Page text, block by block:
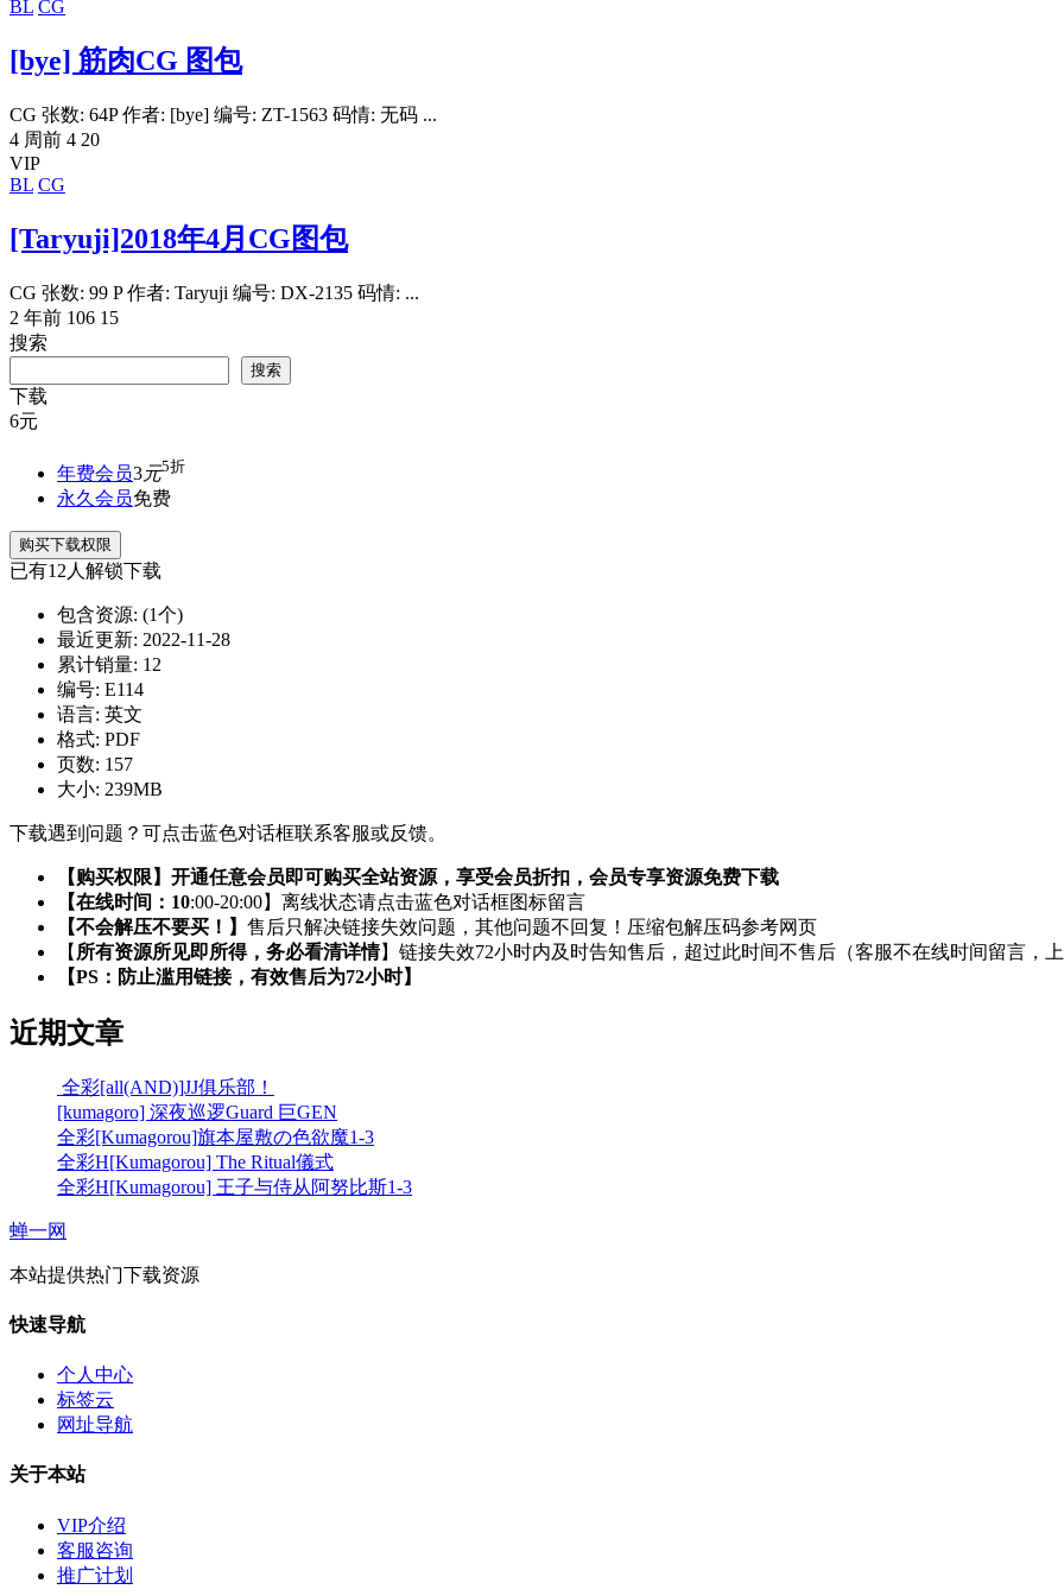
BL CG
[bye] 筋肉CG 图包
CG 张数: 64P 作者: [bye] 编号: ZT-1563 码情: 无码 ...
4 周前 4 20
VIP
BL CG
[Taryuji]2018年4月CG图包
CG 张数: 99 P 作者: Taryuji 编号: DX-2135 码情: ...
2 年前 106 15
搜索
搜索
下载
6元
年费会员3元5折
永久会员免费
购买下载权限
已有12 人解锁下载
包含资源: (1个)
最近更新: 2022-11-28
累计销量: 12
编号: E114
语言: 英文
格式: PDF
页数: 157
大小: 239MB
下载遇到问题？可点击蓝色对话框联系客服或反馈。
【购买权限】开通任意会员即可购买全站资源，享受会员折扣，会员专享资源免费下载
【在线时间：10:00-20:00】离线状态请点击蓝色对话框图标留言
【不会解压不要买！】 售后只解决链接失效问题，其他问题不回复！压缩包解压码参考网页
【 所有资源所见即所得，务必看清详情】链接失效72小时内及时告知售后，超过此时间不售后（客服不在线时间留言，上
【PS：防止滥用链接，有效售后为72小时】
近期文章
全彩[all(AND)]JJ俱乐部！
[kumagoro] 深夜巡逻Guard 巨GEN
全彩[Kumagorou]旗本屋敷の色欲魔1-3
全彩H[Kumagorou] The Ritual儀式
全彩H[Kumagorou] 王子与侍从阿努比斯1-3
蝉一网
本站提供热门下载资源
快速导航
个人中心
标签云
网址导航
关于本站
VIP介绍
客服咨询
推广计划